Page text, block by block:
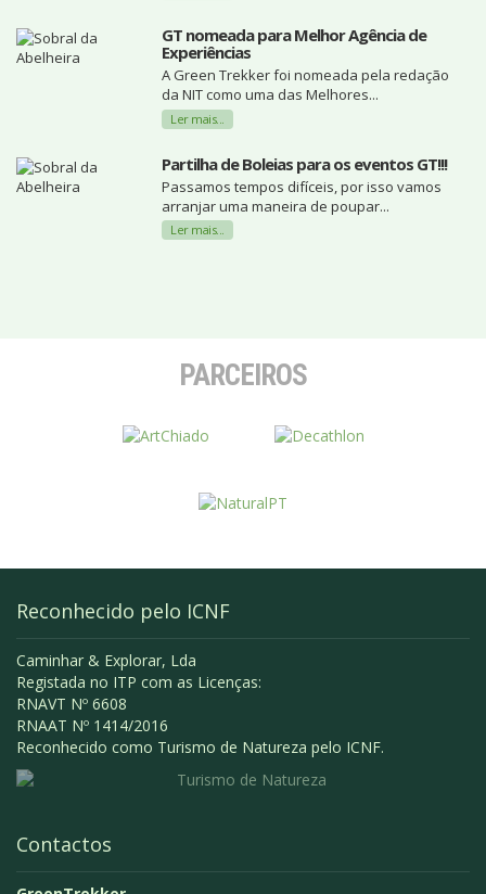
GT nomeada para Melhor Agência de
Experiências
A Green Trekker foi nomeada pela redação
da NIT como uma das Melhores...
Ler mais...
Partilha de Boleias para os eventos GT!!!
Passamos tempos difíceis, por isso vamos
arranjar uma maneira de poupar...
Ler mais...
PARCEIROS
Reconhecido pelo ICNF
Caminhar & Explorar, Lda
Registada no ITP com as Licenças:
RNAVT Nº 6608
RNAAT Nº 1414/2016
Reconhecido como Turismo de Natureza pelo ICNF.
Contactos